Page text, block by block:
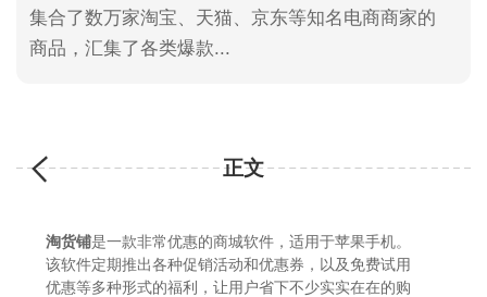
集合了数万家淘宝、天猫、京东等知名电商商家的
商品，汇集了各类爆款...
正文
淘货铺是一款非常优惠的商城软件，适用于苹果手机。
该软件定期推出各种促销活动和优惠券，以及免费试用
优惠等多种形式的福利，让用户省下不少实实在在的购